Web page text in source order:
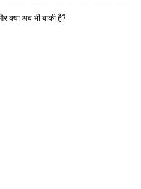
क्या अब भी बाकी है?